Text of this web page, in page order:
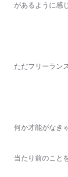
があるように感
ただフリーラン
何か才能がなき
当たり前のこと